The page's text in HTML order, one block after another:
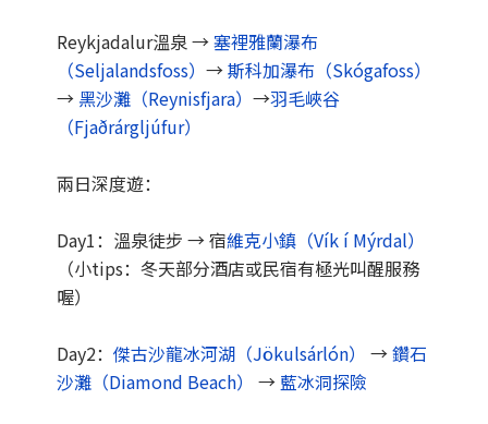
Reykjadalur溫泉 →塞裡雅蘭瀑布
（Seljalandsfoss） →斯科加瀑布（Skógafoss）
→ 黑沙灘（Reynisfjara） →羽毛峽谷
（Fjaðrárgljúfur）
兩日深度遊：
Day1：溫泉徒步 → 宿維克小鎮（Vík í Mýrdal）
（小tips：冬天部分酒店或民宿有極光叫醒服務
喔）
Day2： 傑古沙龍冰河湖（Jökulsárlón） →鑽石
沙灘（Diamond Beach）
→ 藍冰洞探險